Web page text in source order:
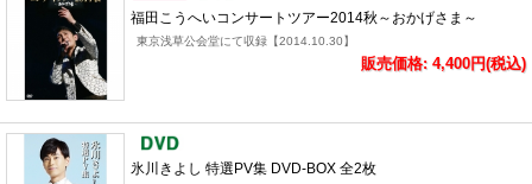
福田こうへいコンサートツアー2014秋～おかげさま～
東京浅草公会堂にて収録【2014.10.30】
販売価格: 4,400円(税込)
氷川きよし 特選PV集 DVD-BOX 全2枚